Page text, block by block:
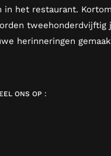
in het restaurant.
tweehonderdvijftig
herinneringen
ONS OP :